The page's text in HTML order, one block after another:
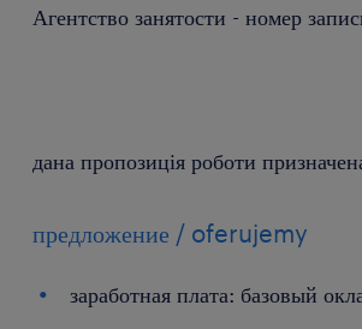
Агентство занятости - номер
дана пропозиція роботи
предложение / oferujemy
заработная плата: базовый